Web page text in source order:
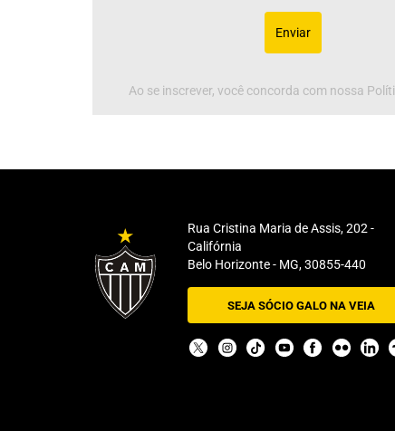
Enviar
Ao se inscrever, você concorda com nossa
Rua Cristina Maria de Assis, 202 -
Califórnia
Belo Horizonte - MG, 30855-440
SEJA SÓCIO GALO NA VEIA